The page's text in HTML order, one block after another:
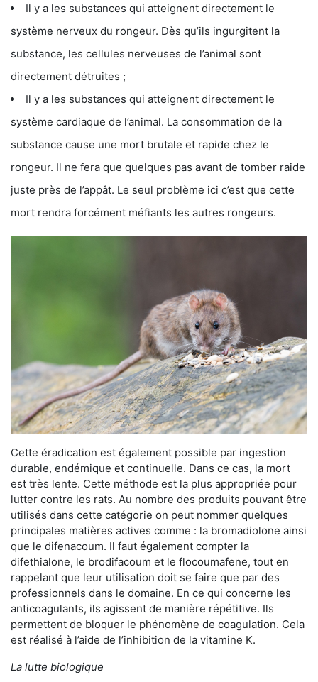
Il y a les substances qui atteignent directement le
système nerveux du rongeur. Dès qu’ils ingurgitent la
substance, les cellules nerveuses de l’animal sont
directement détruites ;
Il y a les substances qui atteignent directement le
système cardiaque de l’animal. La consommation de la
substance cause une mort brutale et rapide chez le
rongeur. Il ne fera que quelques pas avant de tomber raide
juste près de l’appât. Le seul problème ici c’est que cette
mort rendra forcément méfiants les autres rongeurs.
Cette éradication est également possible par ingestion
durable, endémique et continuelle. Dans ce cas, la mort
est très lente. Cette méthode est la plus appropriée pour
lutter contre les rats. Au nombre des produits pouvant être
utilisés dans cette catégorie on peut nommer quelques
principales matières actives comme : la bromadiolone ainsi
que le difenacoum. Il faut également compter la
difethialone, le brodifacoum et le flocoumafene, tout en
rappelant que leur utilisation doit se faire que par des
professionnels dans le domaine. En ce qui concerne les
anticoagulants, ils agissent de manière répétitive. Ils
permettent de bloquer le phénomène de coagulation. Cela
est réalisé à l’aide de l’inhibition de la vitamine K.
La lutte biologique